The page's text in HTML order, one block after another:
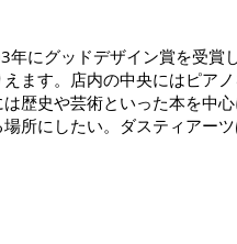
にグッドデザイン賞を受賞
ます。店内の中央にはピア
歴史や芸術といった本を中
所にしたい。ダスティアー